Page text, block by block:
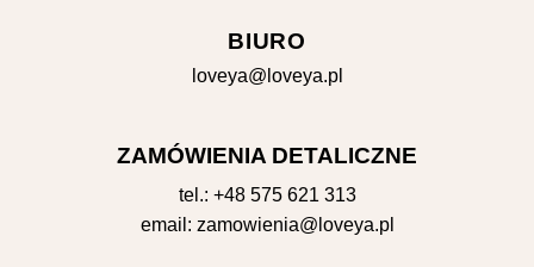
BIURO
loveya@loveya.pl
ZAMÓWIENIA DETALICZNE
tel.: +48 575 621 313
email: zamowienia@loveya.pl